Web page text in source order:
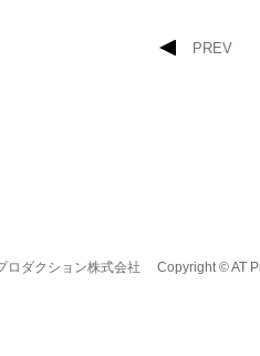
PREV
ロダクション株式会社 Copyright © AT